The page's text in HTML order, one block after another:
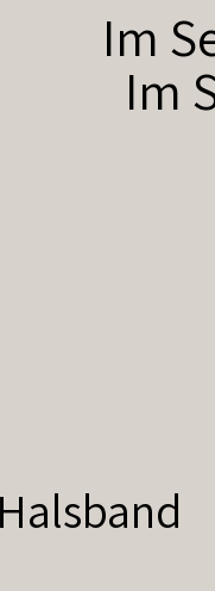
Im
Halsband
Im